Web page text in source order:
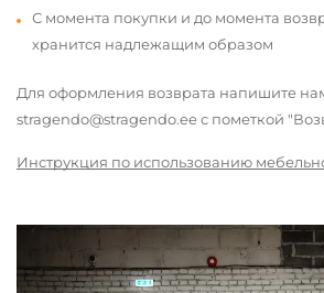
С момента покупки и до момента
хранится надлежащим образом
Для оформления возврата напишите
stragendo@stragendo.ee с пометкой
Инструкция по использованию